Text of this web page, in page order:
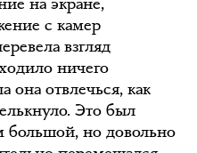
с камер
взгляд
ничего
она отвлечься, как
Это был
большой, но довольно